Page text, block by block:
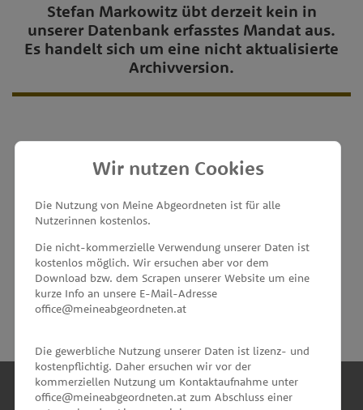
Stefan Markowitz übt derzeit kein in
unserer Datenbank erfasstes Mandat aus.
Es handelt sich um eine nicht aktualisierte
Archivversion.
MEINE ABGEORDNETEN
unterstützt von
Wir nutzen Cookies
Die Nutzung von Meine Abgeordneten ist für alle
Nutzerinnen kostenlos.
Die nicht-kommerzielle Verwendung unserer Daten ist
kostenlos möglich. Wir ersuchen aber vor dem
Download bzw. dem Scrapen unserer Website um eine
kurze Info an unsere E-Mail-Adresse
office@meineabgeordneten.at
Die gewerbliche Nutzung unserer Daten ist lizenz- und
kostenpflichtig. Daher ersuchen wir vor der
kommerziellen Nutzung um Kontaktaufnahme unter
office@meineabgeordneten.at zum Abschluss einer